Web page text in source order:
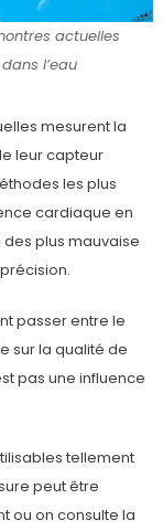
actuelles
l’eau
mesurent la
leur capteur
les plus
cardiaque en
des plus mauvaise
passer entre le
sur la qualité de
pas une influence
tellement
peut être
ou on consulte la